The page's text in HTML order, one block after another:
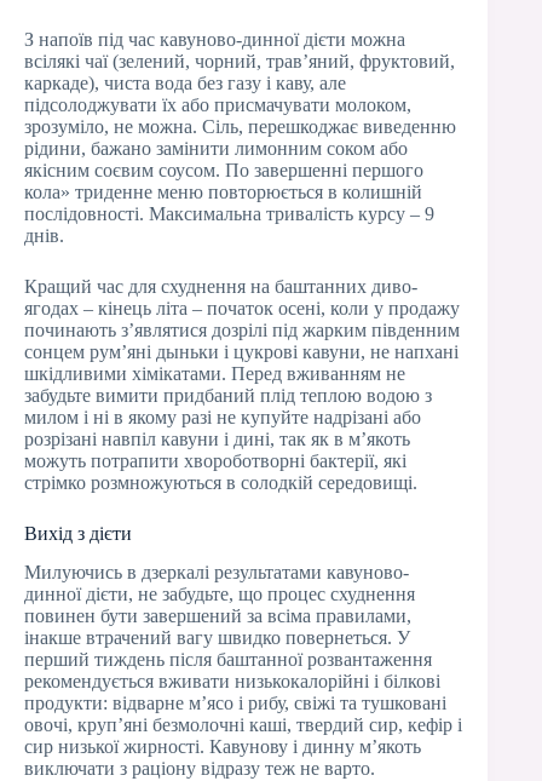
З напоїв під час кавуново-динної дієти можна
всілякі чаї (зелений, чорний, трав’яний, фруктовий,
каркаде), чиста вода без газу і каву, але
підсолоджувати їх або присмачувати молоком,
зрозуміло, не можна. Сіль, перешкоджає виведенню
рідини, бажано замінити лимонним соком або
якісним соєвим соусом. По завершенні першого
кола» триденне меню повторюється в колишній
послідовності. Максимальна тривалість курсу – 9
днів.
Кращий час для схуднення на баштанних диво-
ягодах – кінець літа – початок осені, коли у продажу
починають з’являтися дозрілі під жарким південним
сонцем рум’яні дыньки і цукрові кавуни, не напхані
шкідливими хімікатами. Перед вживанням не
забудьте вимити придбаний плід теплою водою з
милом і ні в якому разі не купуйте надрізані або
розрізані навпіл кавуни і дині, так як в м’якоть
можуть потрапити хвороботворні бактерії, які
стрімко розмножуються в солодкій середовищі.
Вихід з дієти
Милуючись в дзеркалі результатами кавуново-
динної дієти, не забудьте, що процес схуднення
повинен бути завершений за всіма правилами,
інакше втрачений вагу швидко повернеться. У
перший тиждень після баштанної розвантаження
рекомендується вживати низькокалорійні і білкові
продукти: відварне м’ясо і рибу, свіжі та тушковані
овочі, круп’яні безмолочні каші, твердий сир, кефір і
сир низької жирності. Кавунову і динну м’якоть
виключати з раціону відразу теж не варто.